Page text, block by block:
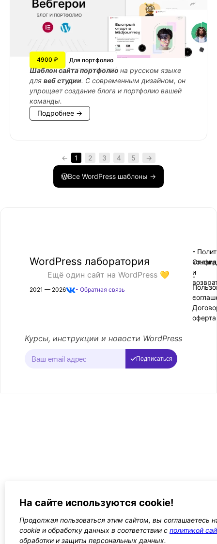
4900 ₽ Для портфолио
Шаблон сайта портфолио на русском языке
для веб студии. С современным дизайном, он
упрощает создание блога и портфолио вашей
команды.
Подробнее →
← 1 2 3 4 5 →
Все WordPress шаблоны →
WordPress лаборатория
Ещё один сайт на WordPress 💛
2021 — 2026 - Обратная связь
-
-
-
Оплата
и
-
оферта
Курсы, инструкции и новости WordPress
Подписаться
На сайте используются cookie!
Продолжая пользоваться этим сайтом, вы соглашаетесь
cookie и обработку данных в соответствии с политикой
обработки и защиты персональных данных.